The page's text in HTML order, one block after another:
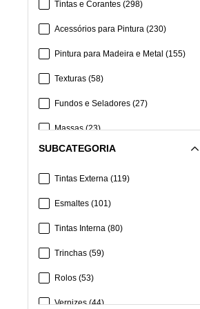
Tintas e Corantes (298)
Acessórios para Pintura (230)
Pintura para Madeira e Metal (155)
Texturas (58)
Fundos e Seladores (27)
Massas (23)
Colas e Adesivos
Complemento para Pintura
Solventes e Removedores
SUBCATEGORIA
Tintas Externa (119)
Esmaltes (101)
Tintas Interna (80)
Trinchas (59)
Rolos (53)
Vernizes (44)